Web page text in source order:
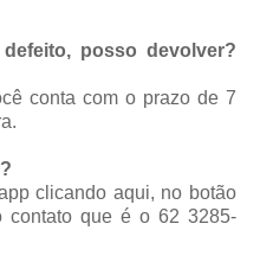
posso devolver?
conta com o prazo de 7
clicando aqui, no botão
contato que é o 62 3285-